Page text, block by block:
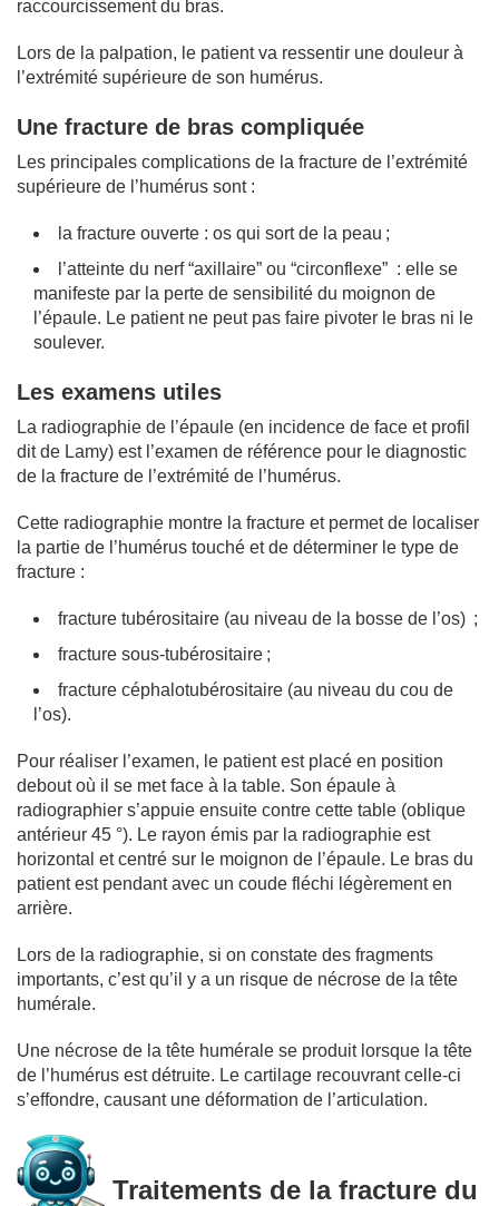
raccourcissement du bras.
Lors de la palpation, le patient va ressentir une douleur à
l’extrémité supérieure de son humérus.
Une fracture de bras compliquée
Les principales complications de la fracture de l’extrémité
supérieure de l’humérus sont :
la fracture ouverte : os qui sort de la peau ;
l’atteinte du nerf “axillaire” ou “circonflexe” : elle se
manifeste par la perte de sensibilité du moignon de
l’épaule. Le patient ne peut pas faire pivoter le bras ni le
soulever.
Les examens utiles
La radiographie de l’épaule (en incidence de face et profil
dit de Lamy) est l’examen de référence pour le diagnostic
de la fracture de l’extrémité de l’humérus.
Cette radiographie montre la fracture et permet de localiser
la partie de l’humérus touché et de déterminer le type de
fracture :
fracture tubérositaire (au niveau de la bosse de l’os) ;
fracture sous-tubérositaire ;
fracture céphalotubérositaire (au niveau du cou de
l’os).
Pour réaliser l’examen, le patient est placé en position
debout où il se met face à la table. Son épaule à
radiographier s’appuie ensuite contre cette table (oblique
antérieur 45 °). Le rayon émis par la radiographie est
horizontal et centré sur le moignon de l’épaule. Le bras du
patient est pendant avec un coude fléchi légèrement en
arrière.
Lors de la radiographie, si on constate des fragments
importants, c’est qu’il y a un risque de nécrose de la tête
humérale.
Une nécrose de la tête humérale se produit lorsque la tête
de l’humérus est détruite. Le cartilage recouvrant celle-ci
s’effondre, causant une déformation de l’articulation.
Traitements de la fracture du